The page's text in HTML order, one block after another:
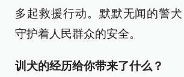
多起救援行动。默默无闻的警
守护着人民群众的安全。
训犬的经历给你带来了什么？